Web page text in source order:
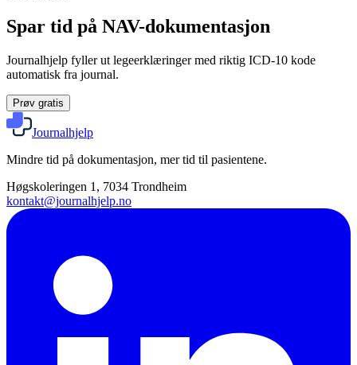
Spar tid på NAV-dokumentasjon
Journalhjelp fyller ut legeerklæringer med riktig ICD-10 kode
automatisk fra journal.
Prøv gratis
Journalhjelp
Mindre tid på dokumentasjon, mer tid til pasientene.
Høgskoleringen 1, 7034 Trondheim
kontakt@journalhjelp.no